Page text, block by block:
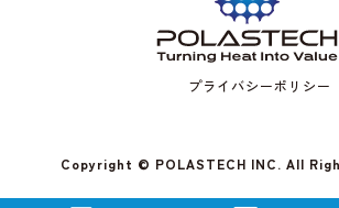
プライバシーポリシー
Copyright © POLASTECH INC. All